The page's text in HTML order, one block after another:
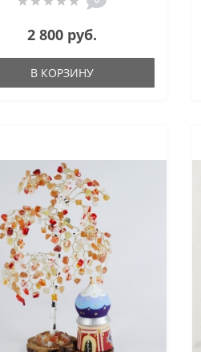
2 800 руб.
В КОРЗИНУ